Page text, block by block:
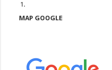
MAP GOOGLE